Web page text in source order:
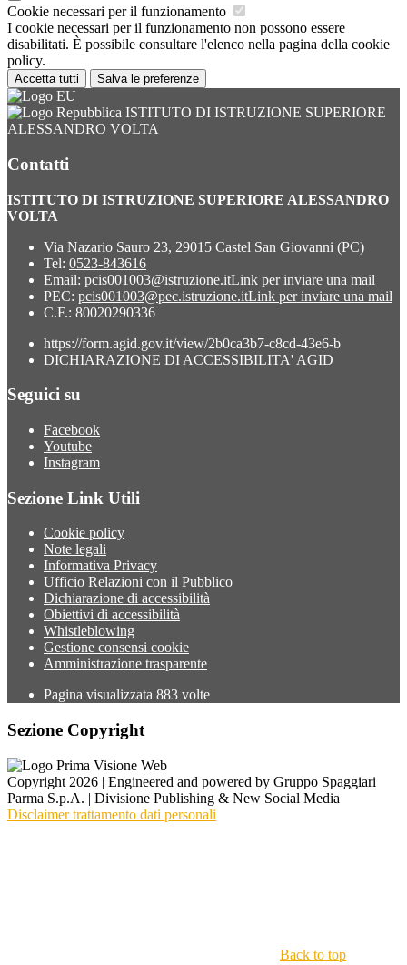
Cookie necessari per il funzionamento
I cookie necessari per il funzionamento non possono essere
disabilitati. È possibile consultare l'elenco nella pagina della cookie
policy.
Accetta tutti Salva le preferenze
ISTITUTO DI ISTRUZIONE SUPERIORE
ALESSANDRO VOLTA
Contatti
ISTITUTO DI ISTRUZIONE SUPERIORE ALESSANDRO
VOLTA
Via Nazario Sauro 23, 29015 Castel San Giovanni (PC)
Tel: 0523-843616
Email: pcis001003@istruzione.itLink per inviare una mail
PEC: pcis001003@pec.istruzione.itLink per inviare una mail
C.F.: 80020290336
https://form.agid.gov.it/view/2b0ca3b7-c8cd-43e6-b
DICHIARAZIONE DI ACCESSIBILITA' AGID
Seguici su
Facebook
Youtube
Instagram
Sezione Link Utili
Cookie policy
Note legali
Informativa Privacy
Ufficio Relazioni con il Pubblico
Dichiarazione di accessibilità
Obiettivi di accessibilità
Whistleblowing
Gestione consensi cookie
Amministrazione trasparente
Pagina visualizzata 883 volte
Sezione Copyright
Copyright 2026 | Engineered and powered by Gruppo Spaggiari
Parma S.p.A. | Divisione Publishing & New Social Media
Disclaimer trattamento dati personali
Back to top